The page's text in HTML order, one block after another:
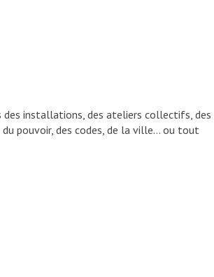
des installations, des ateliers collectifs, des
pouvoir, des codes, de la ville… ou tout